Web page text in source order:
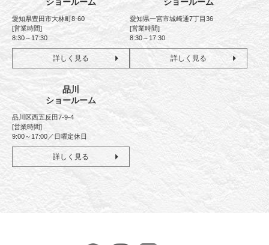
ショールーム
愛知県豊田市大林町8-60
[営業時間]
8:30～17:30
詳しく見る
ショールーム
愛知県一宮市城崎通7丁目36
[営業時間]
8:30～17:30
詳しく見る
品川
ショールーム
品川区西五反田7-9-4
[営業時間]
9:00～17:00／日曜定休日
詳しく見る